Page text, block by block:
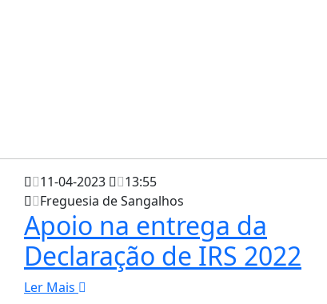
11-04-2023
13:55
Freguesia de Sangalhos
Apoio na entrega da
Declaração de IRS 2022
Ler Mais